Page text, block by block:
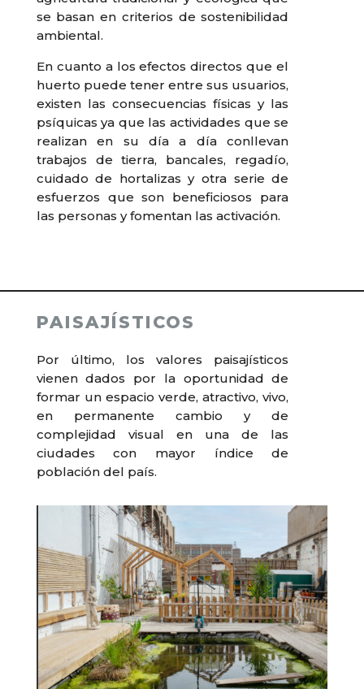
se basan en criterios de sostenibilidad
ambiental.
En cuanto a los efectos directos que el
huerto puede tener entre sus usuarios,
existen las consecuencias físicas y las
psíquicas ya que las actividades que se
realizan en su día a día conllevan
trabajos de tierra, bancales, regadío,
cuidado de hortalizas y otra serie de
esfuerzos que son beneficiosos para
las personas y fomentan las activación.
PAISAJÍSTICOS
Por último, los valores paisajísticos
vienen dados por la oportunidad de
formar un espacio verde, atractivo, vivo,
en permanente cambio y de
complejidad visual en una de las
ciudades con mayor índice de
población del país.